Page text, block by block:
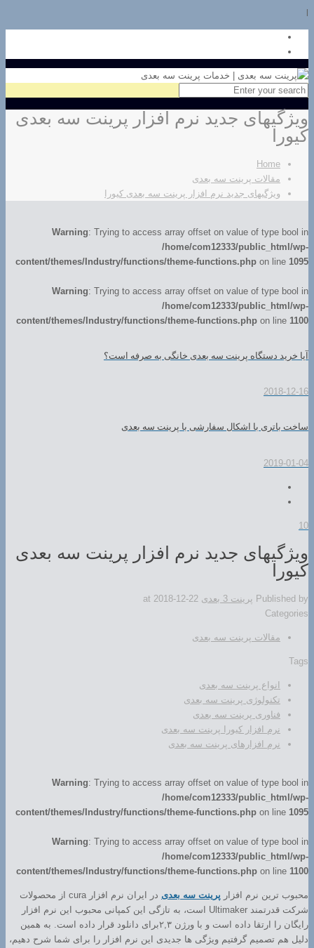
ویژگیهای جدید نرم افزار پرینت سه بعدی
کیورا
Home
مقالات پرینت سه بعدی
ویژگیهای جدید نرم افزار پرینت سه بعدی کیورا
Warning: Trying to access array offset on value of type bool in
/home/com12333/public_html/wp-
content/themes/Industry/functions/theme-functions.php on line 1095
Warning: Trying to access array offset on value of type bool in
/home/com12333/public_html/wp-
content/themes/Industry/functions/theme-functions.php on line 1100
آیا خرید دستگاه پرینت سه بعدی خانگی به صرفه است؟
2018-12-16
ساخت باتری با اشکال سفارشی با پرینت سه بعدی
2019-01-04
10
ویژگیهای جدید نرم افزار پرینت سه بعدی
کیورا
Published by پرینت 3 بعدی at 2018-12-22
Categories
مقالات پرینت سه بعدی
Tags
انواع پرینت سه بعدی
تکنولوژی پرینت سه بعدی
فناوری پرینت سه بعدی
نرم افزار کیورا پرینت سه بعدی
نرم افزارهای پرینت سه بعدی
Warning: Trying to access array offset on value of type bool in
/home/com12333/public_html/wp-
content/themes/Industry/functions/theme-functions.php on line 1095
Warning: Trying to access array offset on value of type bool in
/home/com12333/public_html/wp-
content/themes/Industry/functions/theme-functions.php on line 1100
محبوب ترین نرم افزار پرینت سه بعدی
در ایران نرم افزار cura از محصولات
شرکت قدرتمند Ultimaker است، به تازگی این کمپانی محبوب این نرم افزار
رایگان را ارتقا داده است و با ورژن ۲,۳برای دانلود قرار داده است. به همین
دلیل هم تصمیم گرفتیم ویژگی ها جدیدی این نرم افزار را برای شما شرح دهیم،